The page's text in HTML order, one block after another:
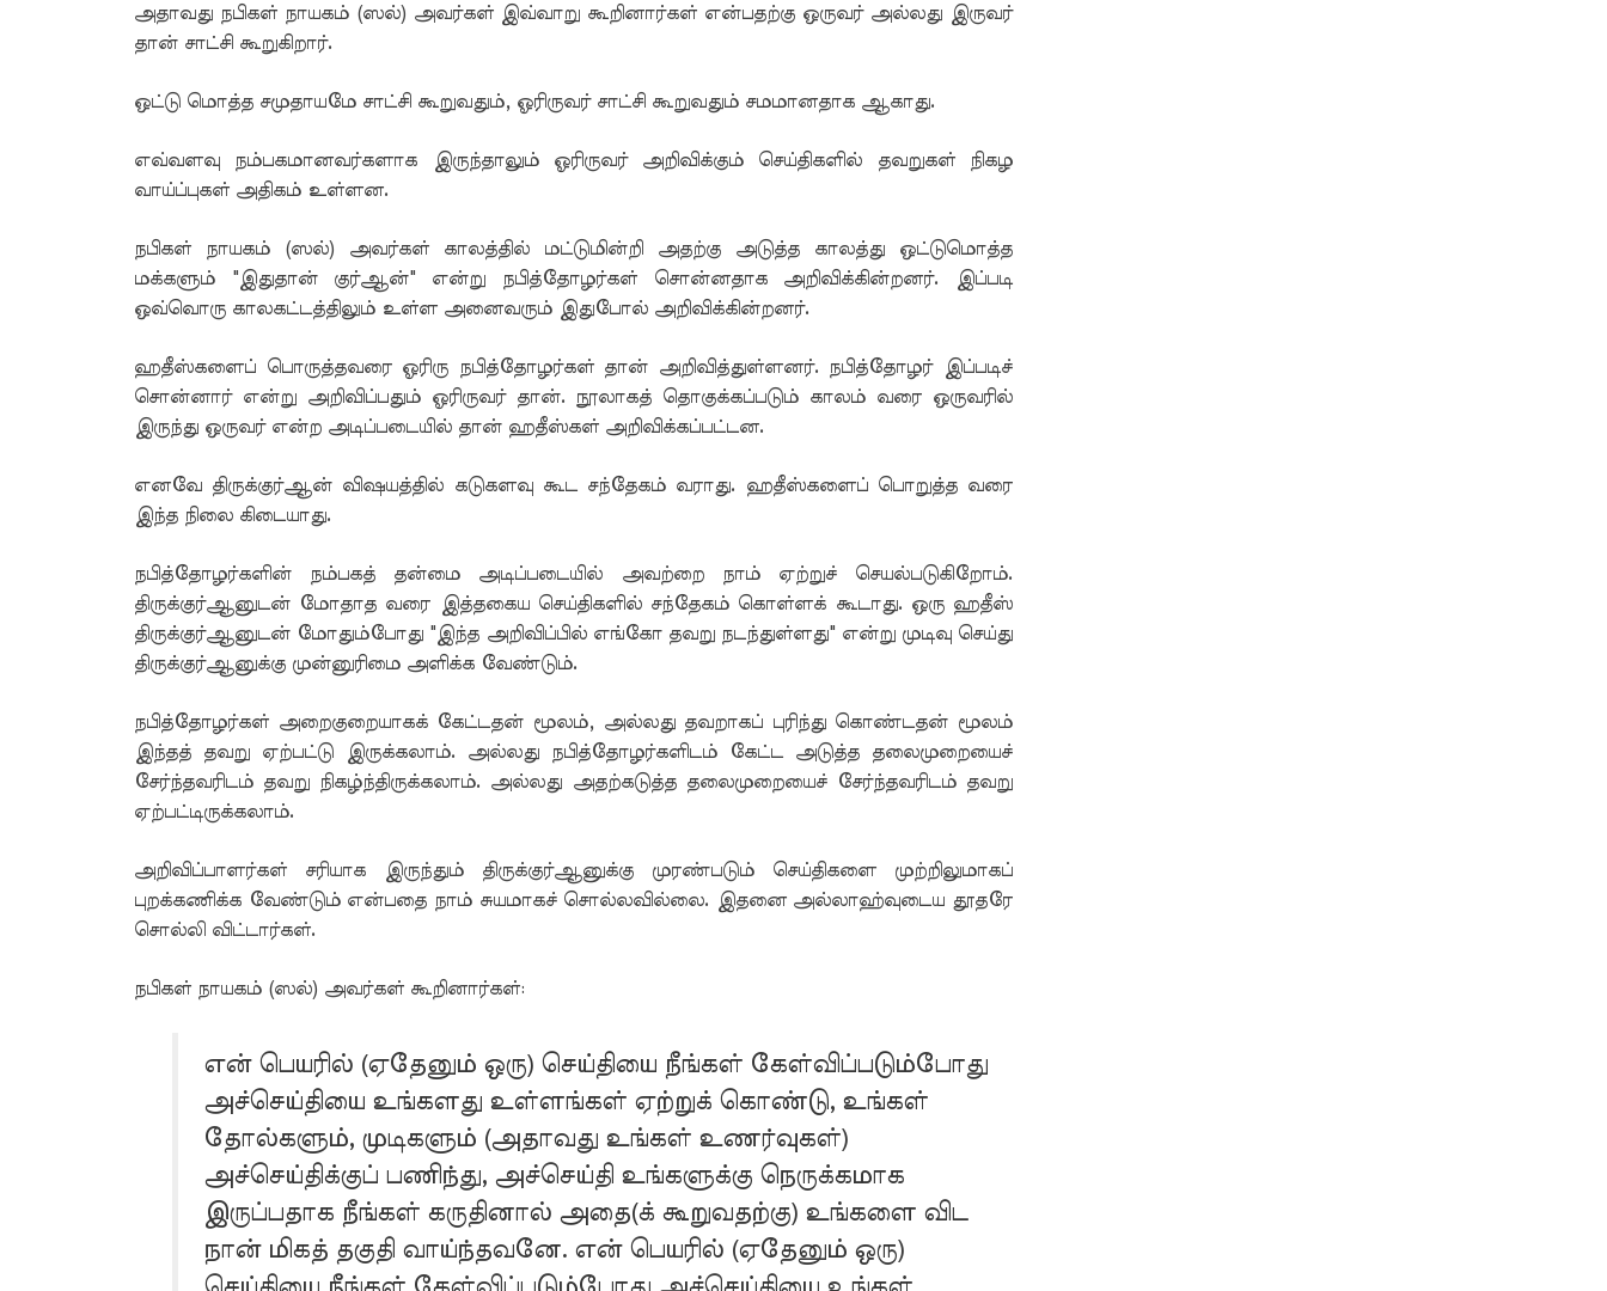
அதாவது நபிகள் நாயகம் (ஸல்) அவர்கள் இவ்வாறு கூறினார்கள் என்பதற்கு ஒருவர் அல்லது இருவர்
தான் சாட்சி கூறுகிறார்.
ஒட்டு மொத்த சமுதாயமே சாட்சி கூறுவதும், ஓரிருவர் சாட்சி கூறுவதும் சமமானதாக ஆகாது.
எவ்வளவு நம்பகமானவர்களாக இருந்தாலும் ஓரிருவர் அறிவிக்கும் செய்திகளில் தவறுகள் நிகழ
வாய்ப்புகள் அதிகம் உள்ளன.
நபிகள் நாயகம் (ஸல்) அவர்கள் காலத்தில் மட்டுமின்றி அதற்கு அடுத்த காலத்து ஒட்டுமொத்த
மக்களும் "இதுதான் குர்ஆன்" என்று நபித்தோழர்கள் சொன்னதாக அறிவிக்கின்றனர். இப்படி
ஒவ்வொரு காலகட்டத்திலும் உள்ள அனைவரும் இதுபோல் அறிவிக்கின்றனர்.
ஹதீஸ்களைப் பொருத்தவரை ஓரிரு நபித்தோழர்கள் தான் அறிவித்துள்ளனர். நபித்தோழர் இப்படிச்
சொன்னார் என்று அறிவிப்பதும் ஓரிருவர் தான். நூலாகத் தொகுக்கப்படும் காலம் வரை ஒருவரில்
இருந்து ஒருவர் என்ற அடிப்படையில் தான் ஹதீஸ்கள் அறிவிக்கப்பட்டன.
எனவே திருக்குர்ஆன் விஷயத்தில் கடுகளவு கூட சந்தேகம் வராது. ஹதீஸ்களைப் பொறுத்த வரை
இந்த நிலை கிடையாது.
நபித்தோழர்களின் நம்பகத் தன்மை அடிப்படையில் அவற்றை நாம் ஏற்றுச் செயல்படுகிறோம்.
திருக்குர்ஆனுடன் மோதாத வரை இத்தகைய செய்திகளில் சந்தேகம் கொள்ளக் கூடாது. ஒரு ஹதீஸ்
திருக்குர்ஆனுடன் மோதும்போது "இந்த அறிவிப்பில் எங்கோ தவறு நடந்துள்ளது" என்று முடிவு செய்து
திருக்குர்ஆனுக்கு முன்னுரிமை அளிக்க வேண்டும்.
நபித்தோழர்கள் அறைகுறையாகக் கேட்டதன் மூலம், அல்லது தவறாகப் புரிந்து கொண்டதன் மூலம்
இந்தத் தவறு ஏற்பட்டு இருக்கலாம். அல்லது நபித்தோழர்களிடம் கேட்ட அடுத்த தலைமுறையைச்
சேர்ந்தவரிடம் தவறு நிகழ்ந்திருக்கலாம். அல்லது அதற்கடுத்த தலைமுறையைச் சேர்ந்தவரிடம் தவறு
ஏற்பட்டிருக்கலாம்.
அறிவிப்பாளர்கள் சரியாக இருந்தும் திருக்குர்ஆனுக்கு முரண்படும் செய்திகளை முற்றிலுமாகப்
புறக்கணிக்க வேண்டும் என்பதை நாம் சுயமாகச் சொல்லவில்லை. இதனை அல்லாஹ்வுடைய தூதரே
சொல்லி விட்டார்கள்.
நபிகள் நாயகம் (ஸல்) அவர்கள் கூறினார்கள்:
என் பெயரில் (ஏதேனும் ஒரு) செய்தியை நீங்கள் கேள்விப்படும்போது
அச்செய்தியை உங்களது உள்ளங்கள் ஏற்றுக் கொண்டு, உங்கள்
தோல்களும், முடிகளும் (அதாவது உங்கள் உணர்வுகள்)
அச்செய்திக்குப் பணிந்து, அச்செய்தி உங்களுக்கு நெருக்கமாக
இருப்பதாக நீங்கள் கருதினால் அதை(க் கூறுவதற்கு) உங்களை விட
நான் மிகத் தகுதி வாய்ந்தவனே. என் பெயரில் (ஏதேனும் ஒரு)